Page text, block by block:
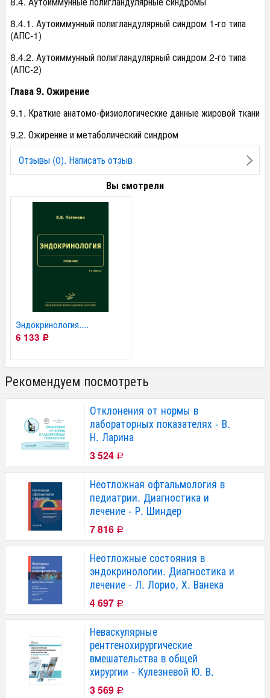
8.4.1. Аутоиммунный полигландулярный синдром 1-го типа
(АПС-1)
8.4.2. Аутоиммунный полигландулярный синдром 2-го типа
(АПС-2)
Глава 9. Ожирение
9.1. Краткие анатомо-физиологические данные жировой ткани
9.2. Ожирение и метаболический синдром
Отзывы (0). Написать отзыв
Вы смотрели
Эндокринология....
6 133 Р
Рекомендуем посмотреть
Отклонения от нормы в
лабораторных показателях - В.
Н. Ларина
3 524 Р
Неотложная офтальмология в
педиатрии. Диагностика и
лечение - Р. Шиндер
7 816 Р
Неотложные состояния в
эндокринологии. Диагностика и
лечение - Л. Лорио, Х. Ванека
4 697 Р
Неваскулярные
рентгенохирургические
вмешательства в общей
хирургии - Кулезневой Ю. В.
3 569 Р